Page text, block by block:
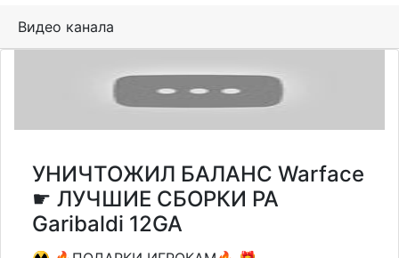
Видео канала
УНИЧТОЖИЛ БАЛАНС Warface
☛ ЛУЧШИЕ СБОРКИ PA
Garibaldi 12GA